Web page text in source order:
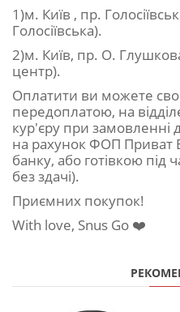
1)м. Київ , пр.
Голосіївська).
2)м. Київ, пр. О.
центр).
Оплатити ви можете
передоплатою, на
кур'єру при
на рахунок ФОП Приват
банку, або готівкою під
без здачі).
Приємних покупок!
With love, Snus Go ❤️